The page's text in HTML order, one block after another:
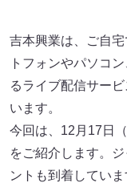
吉本興業は、ご自
トフォンやパソコ
るライブ配信サー
います。
今回は、12月17日
をご紹介します。
ントも到着していま